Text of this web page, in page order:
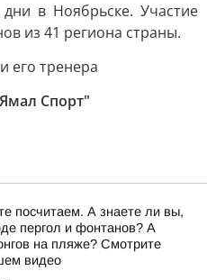
в Ноябрьске. Участие
из 41 региона страны.
его тренера
Спорт"
посчитаем. А знаете ли вы,
пергол и фонтанов? А
на пляже? Смотрите
видео